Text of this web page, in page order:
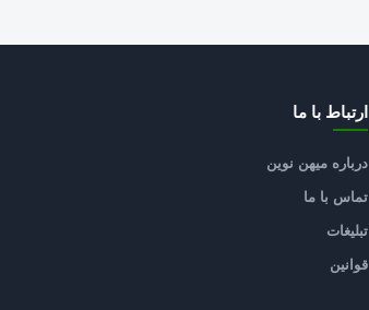
ارتباط با ما
درباره میهن نوین
تماس با ما
تبلیغات
قوانین